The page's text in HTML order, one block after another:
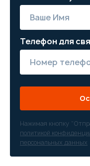
Телефон для
Нажимая кнопку
политикой
персональных данных